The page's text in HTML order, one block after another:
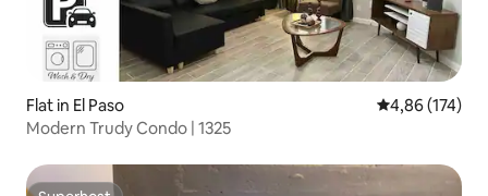
Flat in El Paso Gemiddelde
4,86 (174)
Modern Trudy Condo | 1325